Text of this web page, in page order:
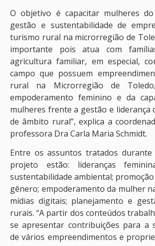
O objetivo é capacitar mulheres
gestão e sustentabilidade de
turismo rural na microrregião de
importante pois atua com
agricultura familiar, em especial,
campo que possuem
rural na Microrregião de
empoderamento feminino e da
mulheres frente a gestão e liderança
de âmbito rural”, explica a
professora Dra Carla Maria Schmidt.
Entre os assuntos tratados
projeto estão: lideranças
sustentabilidade ambiental;
gênero; empoderamento da mulher
mídias digitais; planejamento e
rurais. “A partir dos conteúdos
se apresentar contribuições para a
de vários empreendimentos e